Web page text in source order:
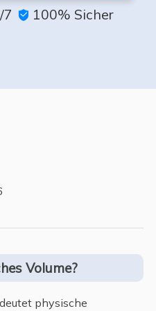
 100% Sicher
Volume?
physische